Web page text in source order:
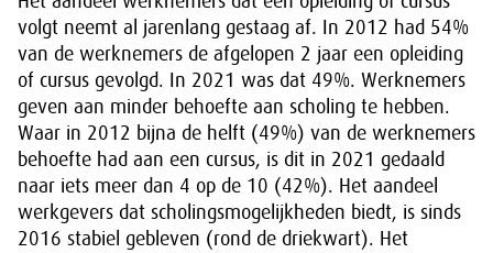
volgt neemt al jarenlang gestaag af. In 2012 had 54%
van de werknemers de afgelopen 2 jaar een opleiding
of cursus gevolgd. In 2021 was dat 49%. Werknemers
geven aan minder behoefte aan scholing te hebben.
Waar in 2012 bijna de helft (49%) van de werknemers
behoefte had aan een cursus, is dit in 2021 gedaald
naar iets meer dan 4 op de 10 (42%). Het aandeel
werkgevers dat scholingsmogelijkheden biedt, is sinds
2016 stabiel gebleven (rond de driekwart). Het